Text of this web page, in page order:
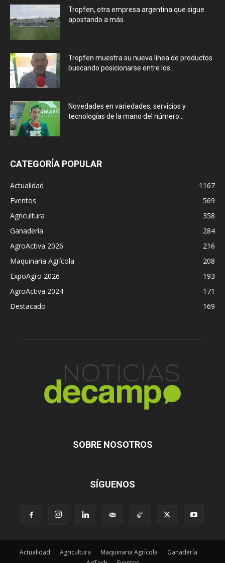
Tropfen, otra empresa argentina que sigue
apostando a más.
Tropfen muestra su nueva línea de productos
buscando posicionarse entre los...
Novedades en variedades, servicios y
tecnologías de la mano del número...
CATEGORÍA POPULAR
Actualidad
1167
Eventos
569
Agricultura
358
Ganadería
284
AgroActiva 2026
216
Maquinaria Agrícola
208
ExpoAgro 2026
193
AgroActiva 2024
171
Destacado
169
SOBRE NOSOTROS
SÍGUENOS
Actualidad Agricultura Maquinaria Agrícola
Ganadería